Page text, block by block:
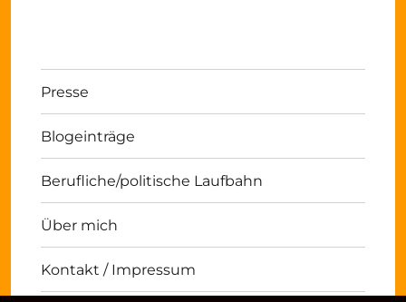
Presse
Blogeinträge
Berufliche/politische Laufbahn
Über mich
Kontakt / Impressum